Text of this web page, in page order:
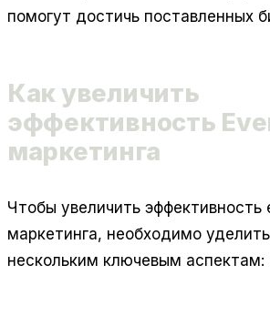
помогут достичь поставленных
Как увеличить
эффективность
маркетинга
Чтобы увеличить эффективность
маркетинга, необходимо
нескольким ключевым аспектам: